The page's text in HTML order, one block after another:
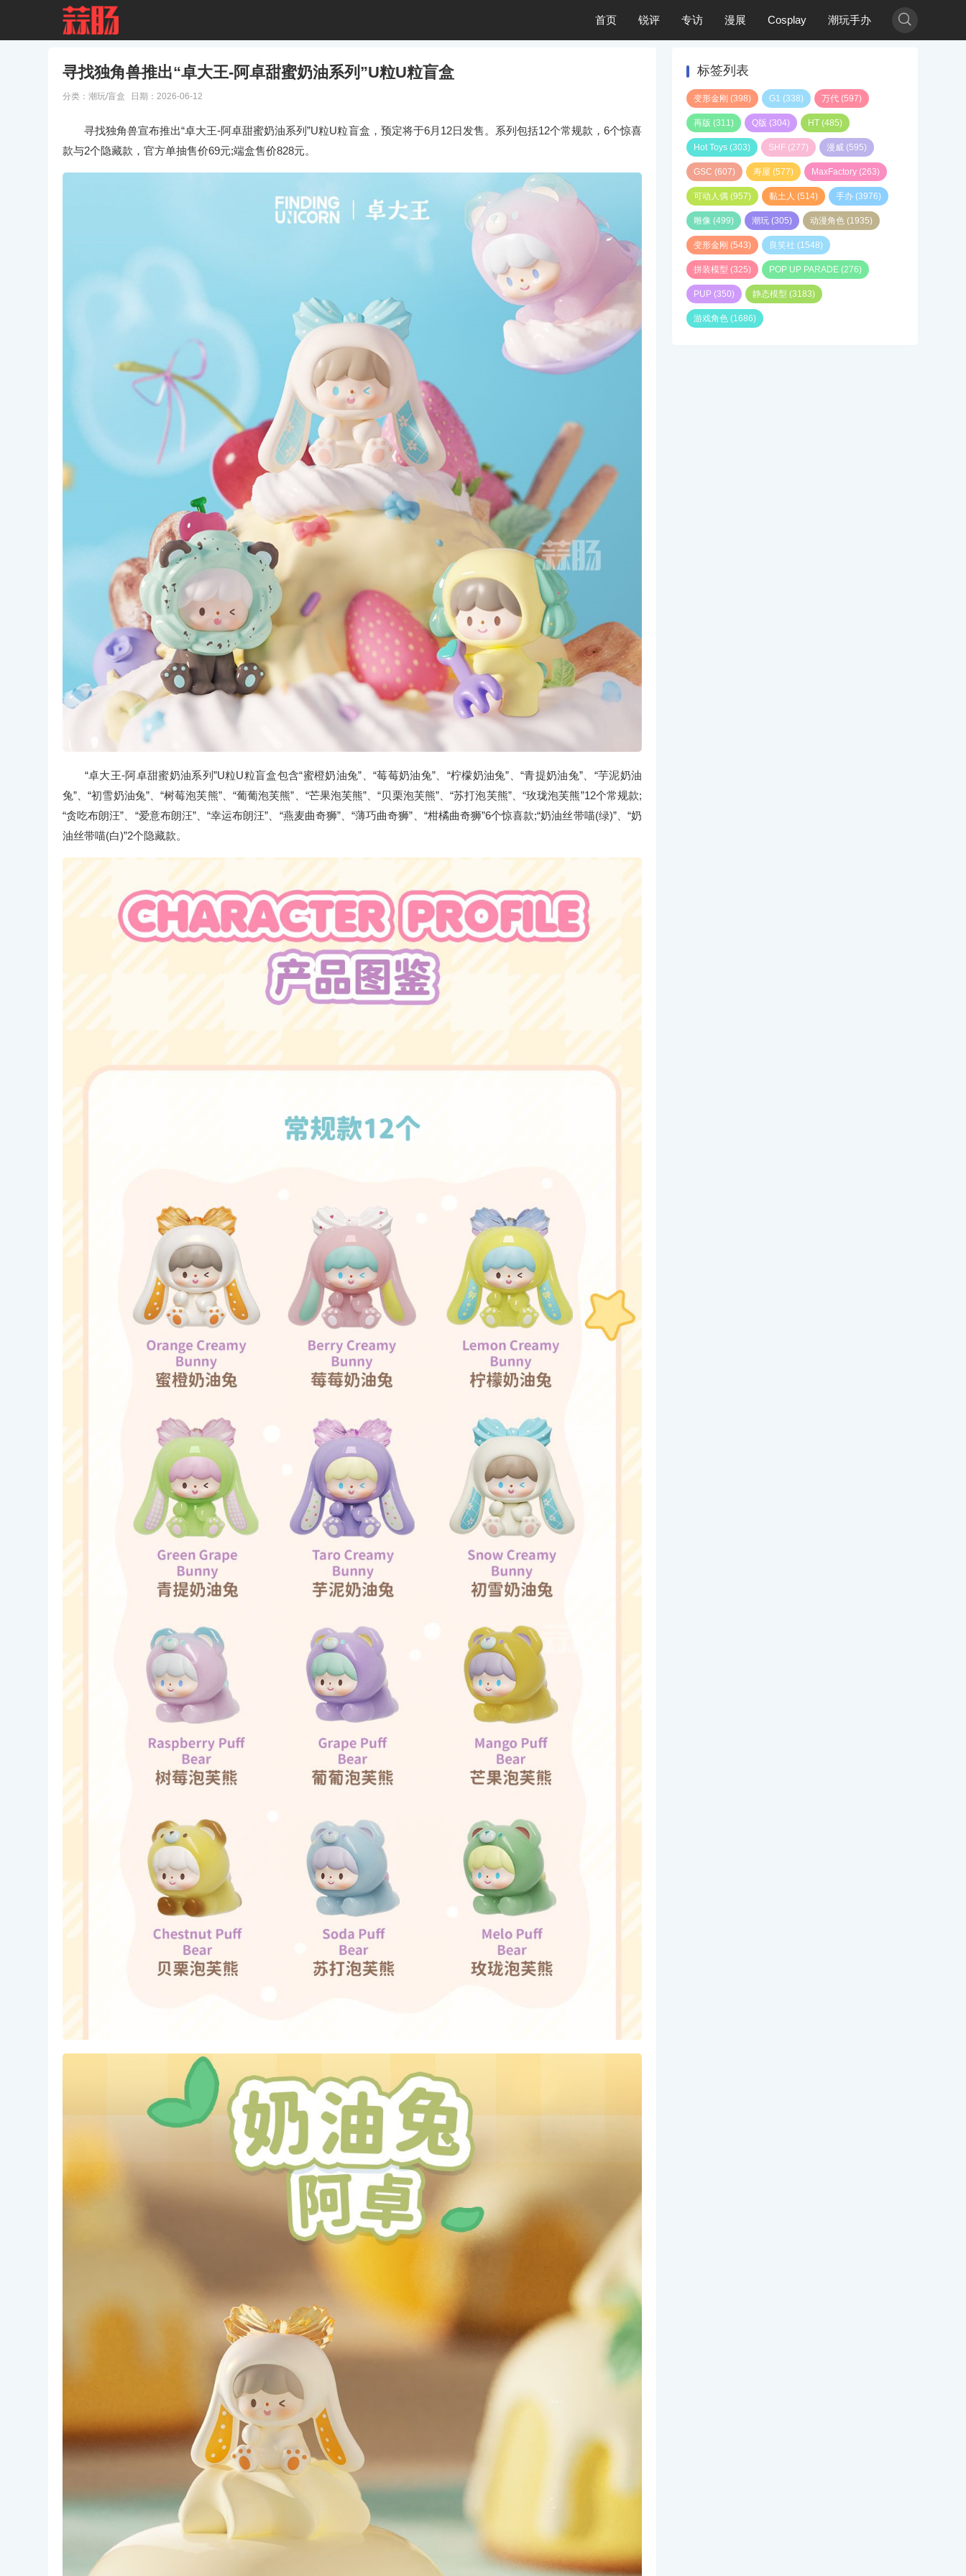
首页 锐评 专访 漫展 Cosplay 潮玩手办 
寻找独角兽推出“卓大王-阿卓甜蜜奶油系列”U粒U粒盲盒
分类： 潮玩/盲盒 日期：2026-06-12
寻找独角兽宣布推出“卓大王-阿卓甜蜜奶油系列”U粒U粒盲盒，预定将于6月12日发售。系列包括12个常规款，6个惊喜
款与2个隐藏款，官方单抽售价69元;端盒售价828元。
“卓大王-阿卓甜蜜奶油系列”U粒U粒盲盒包含“蜜橙奶油兔”、“莓莓奶油兔”、“柠檬奶油兔”、“青提奶油兔”、“芋泥奶油
兔”、“初雪奶油兔”、“树莓泡芙熊”、“葡葡泡芙熊”、“芒果泡芙熊”、“贝栗泡芙熊”、“苏打泡芙熊”、“玫珑泡芙熊”12个常规款;
“贪吃布朗汪”、“爱意布朗汪”、“幸运布朗汪”、“燕麦曲奇狮”、“薄巧曲奇狮”、“柑橘曲奇狮”6个惊喜款;“奶油丝带喵(绿)”、“奶
油丝带喵(白)”2个隐藏款。
标签列表
变形金刚 (398) G1 (338) 万代 (597)
再版 (311) Q版 (304) HT (485)
Hot Toys (303) SHF (277) 漫威 (595)
GSC (607) 寿屋 (577) MaxFactory (263)
可动人偶 (957) 黏土人 (514) 手办 (3976)
雕像 (499) 潮玩 (305) 动漫角色 (1935)
变形金刚 (543) 良笑社 (1548)
拼装模型 (325) POP UP PARADE (276)
PUP (350) 静态模型 (3183)
游戏角色 (1686)